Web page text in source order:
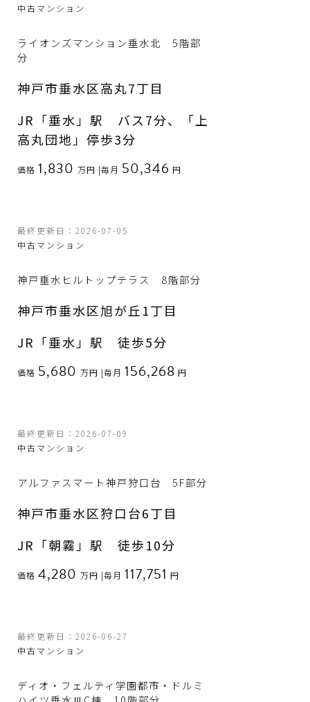
中古マンション
ライオンズマンション垂水北 5階部
分
神戸市垂水区高丸7丁目
JR「垂水」駅 バス7分、「上
高丸団地」停歩3分
価格 1,830 万円 |毎月 50,346 円
最終更新日：2026-07-05
中古マンション
神戸垂水ヒルトップテラス 8階部分
神戸市垂水区旭が丘1丁目
JR「垂水」駅 徒歩5分
価格 5,680 万円 |毎月 156,268 円
最終更新日：2026-07-09
中古マンション
アルファスマート神戸狩口台 5F部分
神戸市垂水区狩口台6丁目
JR「朝霧」駅 徒歩10分
価格 4,280 万円 |毎月 117,751 円
最終更新日：2026-06-27
中古マンション
ディオ・フェルティ学園都市・ドルミ